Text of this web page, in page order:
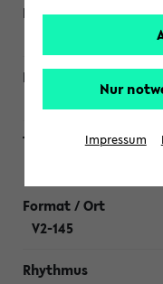
Schweiger
V2-145
Nur
Impressum